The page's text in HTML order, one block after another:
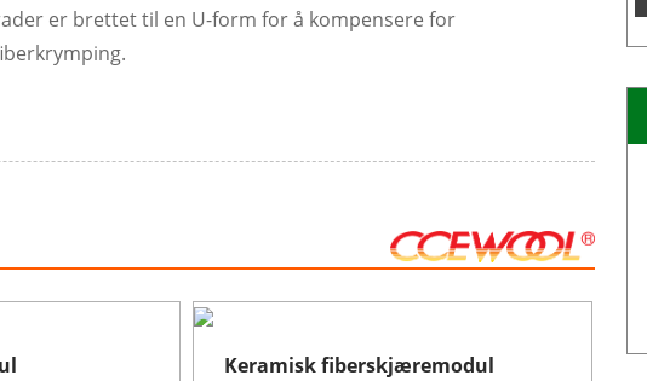
er brettet til en U-form for å kompensere for
Keramisk fiberskjæremodul